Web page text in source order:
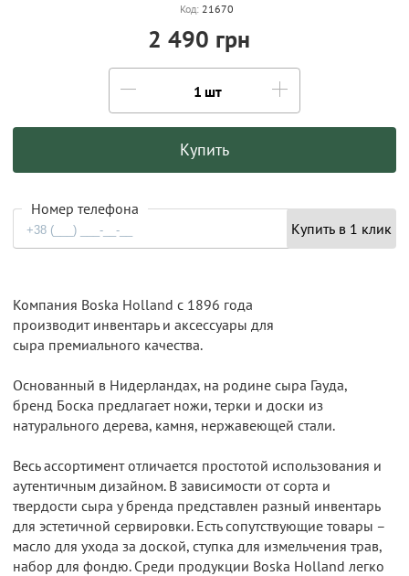
Код: 21670
2 490 грн
шт
Купить
Номер телефона
Купить в 1 клик
Компания Boska Holland с 1896 года
производит инвентарь и аксессуары для
сыра премиального качества.
Основанный в Нидерландах, на родине сыра Гауда,
бренд Боска предлагает ножи, терки и доски из
натурального дерева, камня, нержавеющей стали.
Весь ассортимент отличается простотой использования и
аутентичным дизайном. В зависимости от сорта и
твердости сыра у бренда представлен разный инвентарь
для эстетичной сервировки. Есть сопутствующие товары –
масло для ухода за доской, ступка для измельчения трав,
набор для фондю. Среди продукции Boska Holland легко